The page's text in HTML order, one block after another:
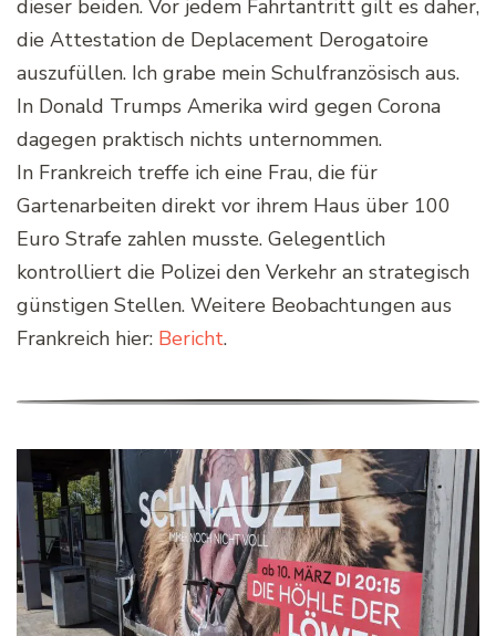
dieser beiden. Vor jedem Fahrtantritt gilt es daher,
die Attestation de Deplacement Derogatoire
auszufüllen. Ich grabe mein Schulfranzösisch aus.
In Donald Trumps Amerika wird gegen Corona
dagegen praktisch nichts unternommen.
In Frankreich treffe ich eine Frau, die für
Gartenarbeiten direkt vor ihrem Haus über 100
Euro Strafe zahlen musste. Gelegentlich
kontrolliert die Polizei den Verkehr an strategisch
günstigen Stellen. Weitere Beobachtungen aus
Frankreich hier: Bericht.